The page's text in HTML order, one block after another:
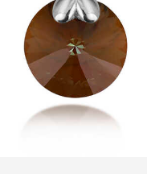
zu vergrößern